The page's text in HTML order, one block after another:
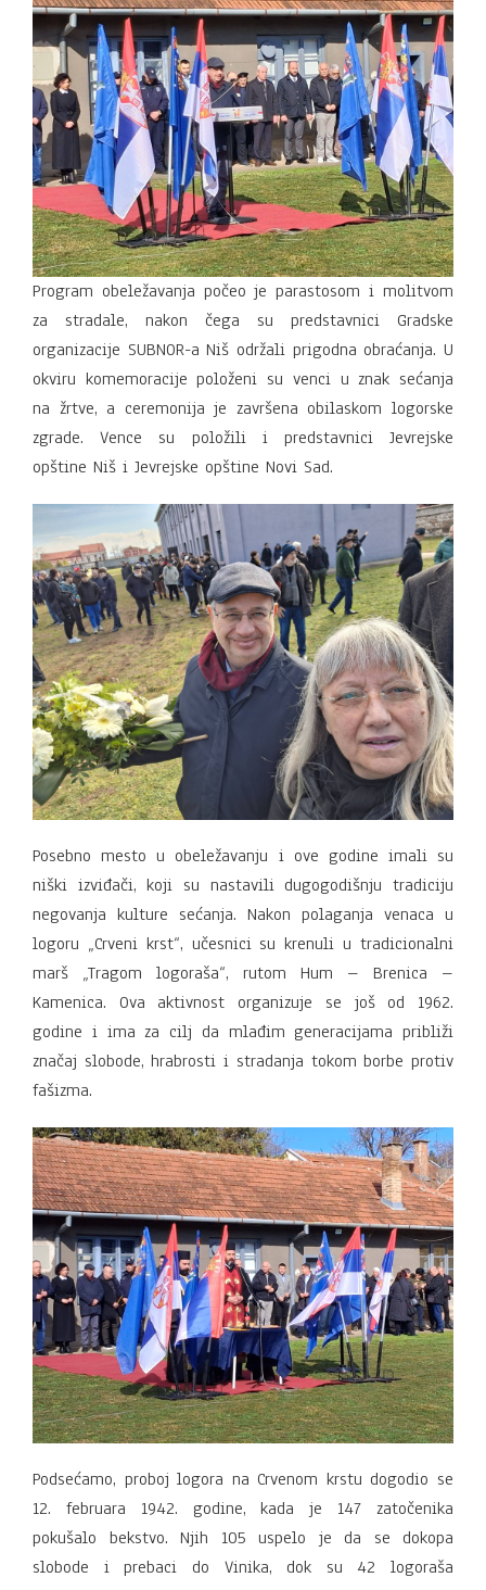
Program obeležavanja počeo je parastosom i molitvom
za stradale, nakon čega su predstavnici Gradske
organizacije SUBNOR-a Niš održali prigodna obraćanja. U
okviru komemoracije položeni su venci u znak sećanja
na žrtve, a ceremonija je završena obilaskom logorske
zgrade. Vence su položili i predstavnici Jevrejske
opštine Niš i Jevrejske opštine Novi Sad.
Posebno mesto u obeležavanju i ove godine imali su
niški izviđači, koji su nastavili dugogodišnju tradiciju
negovanja kulture sećanja. Nakon polaganja venaca u
logoru „Crveni krst“, učesnici su krenuli u tradicionalni
marš „Tragom logoraša“, rutom Hum – Brenica –
Kamenica. Ova aktivnost organizuje se još od 1962.
godine i ima za cilj da mlađim generacijama približi
značaj slobode, hrabrosti i stradanja tokom borbe protiv
fašizma.
Podsećamo, proboj logora na Crvenom krstu dogodio se
12. februara 1942. godine, kada je 147 zatočenika
pokušalo bekstvo. Njih 105 uspelo je da se dokopa
slobode i prebaci do Vinika, dok su 42 logoraša